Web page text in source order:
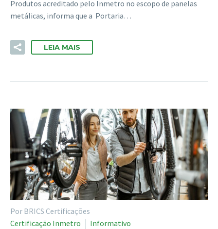
Produtos acreditado pelo Inmetro no escopo de panelas
metálicas, informa que a Portaria…
LEIA MAIS
Por BRICS Certificações
Certificação Inmetro
Informativo